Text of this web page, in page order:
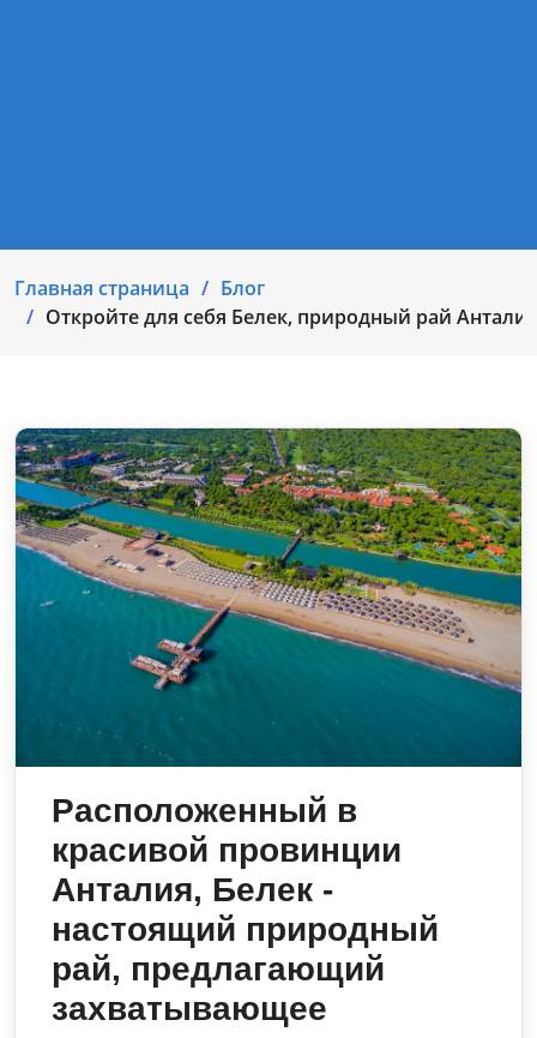
Главная страница
Блог
Откройте для себя Белек, природный рай
Расположенный в
красивой провинции
Анталия, Белек -
настоящий природный
рай, предлагающий
захватывающее